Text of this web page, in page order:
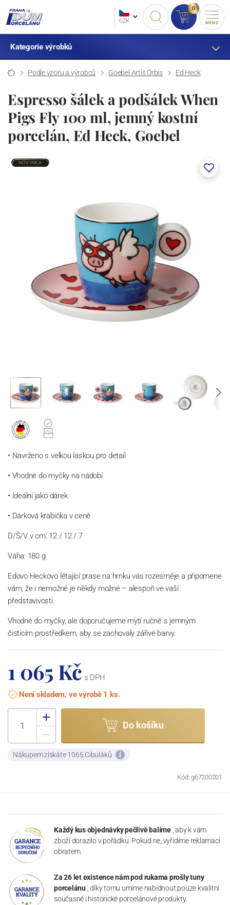
CZK
0
MENU
Kategorie výrobků
Podle vzoru a výrobců Goebel Artis Orbis Ed Heck
Espresso šálek a podšálek When
Pigs Fly 100 ml, jemný kostní
porcelán, Ed Heck, Goebel
NOVINKA
• Navrženo s velkou láskou pro detail
• Vhodné do myčky na nádobí
• Ideální jako dárek
• Dárková krabička v ceně
D/Š/V v cm: 12 / 12 / 7
Váha: 180 g
Edovo Heckovo létající prase na hrnku vás rozesměje a připomene
vám, že i nemožné je někdy možné – alespoň ve vaší
představivosti.
Vhodné do myčky, ale doporučujeme mytí ručně s jemným
čisticím prostředkem, aby se zachovaly zářivé barvy.
1 065 Kč s DPH
Není skladem, ve výrobě 1 ks.
Do košíku
Nákupem získáte 1065 Cibuláků
Kód: g67200201
Každý kus objednávky pečlivě balíme , aby k vám
zboží dorazilo v pořádku. Pokud ne, vyřídíme reklamaci
obratem.
Za 26 let existence nám pod rukama prošly tuny
porcelánu , díky tomu umíme nabídnout pouze kvalitní
současné i historické porcelánové produkty.